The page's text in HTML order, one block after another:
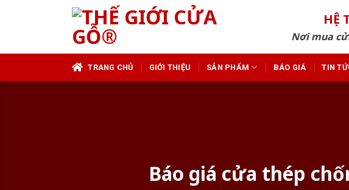
HỆ
Nơi mua
TRANG CHỦ GIỚI THIỆU SẢN PHẨM BÁO GIÁ TIN
Báo giá cửa thép